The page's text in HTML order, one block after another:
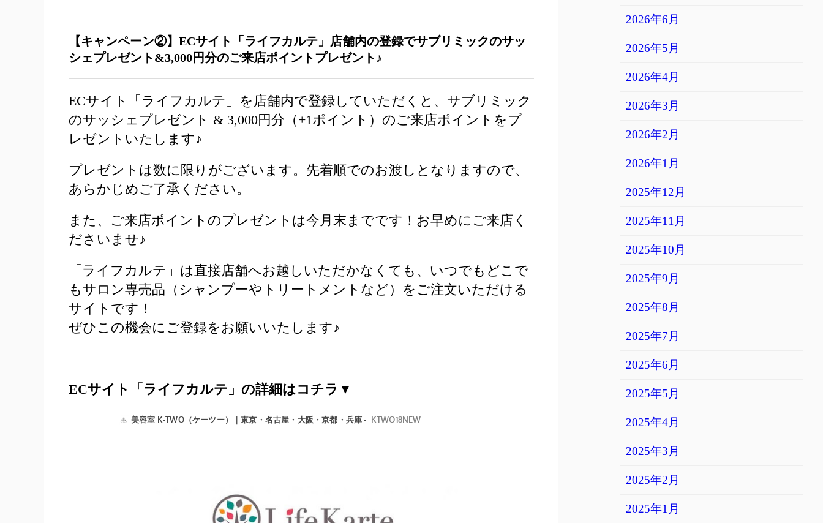
【キャンペーン②】ECサイト「ライフカルテ」店舗内の登録でサブリミックのサッ
シェプレゼント&3,000円分のご来店ポイントプレゼント♪
ECサイト「ライフカルテ」を店舗内で登録していただくと、サブリミック
のサッシェプレゼント & 3,000円分（+1ポイント）のご来店ポイントをプ
レゼントいたします♪
プレゼントは数に限りがございます。先着順でのお渡しとなりますので、
あらかじめご了承ください。
また、ご来店ポイントのプレゼントは今月末までです！お早めにご来店く
ださいませ♪
「ライフカルテ」は直接店舗へお越しいただかなくても、いつでもどこで
もサロン専売品（シャンプーやトリートメントなど）をご注文いただける
サイトです！
ぜひこの機会にご登録をお願いいたします♪
ECサイト「ライフカルテ」の詳細はコチラ▼
2026年6月
2026年5月
2026年4月
2026年3月
2026年2月
2026年1月
2025年12月
2025年11月
2025年10月
2025年9月
2025年8月
2025年7月
2025年6月
2025年5月
2025年4月
2025年3月
2025年2月
2025年1月